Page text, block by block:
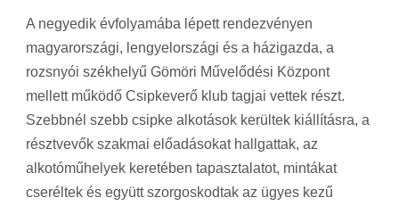
A negyedik évfolyamába lépett rendezvényen
magyarországi, lengyelországi és a házigazda, a
rozsnyói székhelyű Gömöri Művelődési Központ
mellett működő Csipkeverő klub tagjai vettek részt.
Szebbnél szebb csipke alkotások kerültek kiállításra, a
résztvevők szakmai előadásokat hallgattak, az
alkotóműhelyek keretében tapasztalatot, mintákat
cseréltek és együtt szorgoskodtak az ügyes kezű